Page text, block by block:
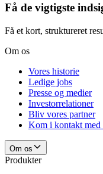
Få de vigtigste
Få et kort, struktureret
Om os
Vores historie
Ledige jobs
Presse og medier
Investorrelationer
Bliv vores partner
Kom i kontakt med
Om os
Produkter